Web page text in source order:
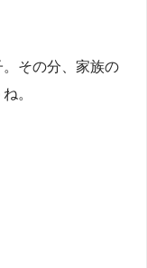
その分、家族の
。